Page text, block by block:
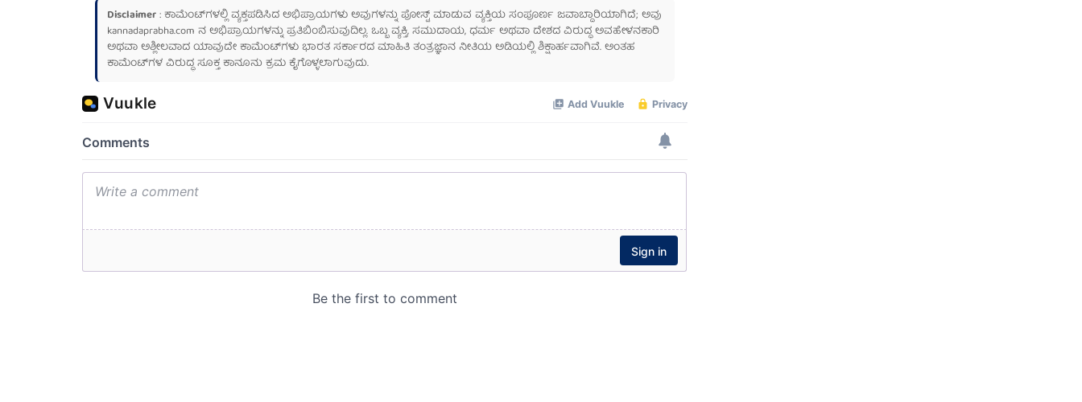
Disclaimer: ಕಾಮೆಂಟ್‌ಗಳಲ್ಲಿ ವ್ಯಕ್ತಪಡಿಸಿದ ಅಭಿಪ್ರಾಯಗಳು ಅವುಗಳನ್ನು ಪೋಸ್ಟ್ ಮಾಡುವ ವ್ಯಕ್ತಿಯ ಸಂಪೂರ್ಣ ಜವಾಬ್ದಾರಿಯಾಗಿದೆ; ಅವು
kannadaprabha.com ನ ಅಭಿಪ್ರಾಯಗಳನ್ನು ಪ್ರತಿಬಿಂಬಿಸುವುದಿಲ್ಲ. ಒಬ್ಬ ವ್ಯಕ್ತಿ, ಸಮುದಾಯ, ಧರ್ಮ ಅಥವಾ ದೇಶದ ವಿರುದ್ಧ ಅವಹೇಳನಕಾರಿ
ಅಥವಾ ಅಶ್ಲೀಲವಾದ ಯಾವುದೇ ಕಾಮೆಂಟ್‌ಗಳು ಭಾರತ ಸರ್ಕಾರದ ಮಾಹಿತಿ ತಂತ್ರಜ್ಞಾನ ನೀತಿಯ ಅಡಿಯಲ್ಲಿ ಶಿಕ್ಷಾರ್ಹವಾಗಿವೆ. ಅಂತಹ
ಕಾಮೆಂಟ್‌ಗಳ ವಿರುದ್ಧ ಸೂಕ್ತ ಕಾನೂನು ಕ್ರಮ ಕೈಗೊಳ್ಳಲಾಗುವುದು.